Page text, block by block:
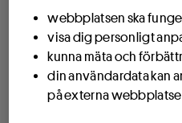
webbplatsen ska
visa dig personligt
kunna mäta och
din användardata kan
på externa